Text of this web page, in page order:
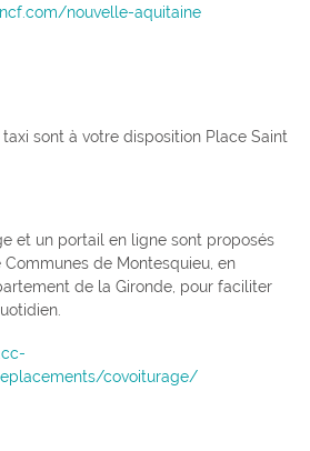
nouvelle-aquitaine
sont à votre disposition Place Saint
et un portail en ligne sont proposés
de Montesquieu, en
de la Gironde, pour faciliter
covoiturage/